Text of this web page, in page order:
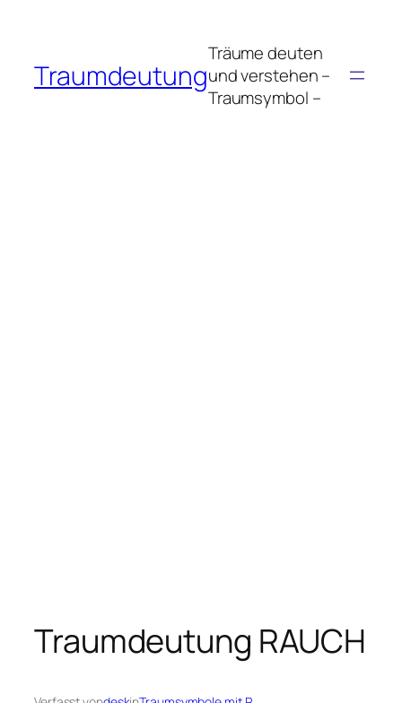
springen
Traumdeutung
Träume deuten
und verstehen –
Traumsymbol –
Traumdeutung RAUCH